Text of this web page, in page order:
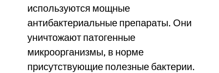
используются мощные
антибактериальные препараты. Они
уничтожают патогенные
микроорганизмы, в норме
присутствующие полезные бактерии.